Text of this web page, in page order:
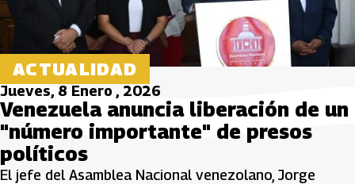
ACTUALIDAD
Jueves, 8 Enero , 2026
Venezuela anuncia liberación de un
"número importante" de presos
políticos
El jefe del Asamblea Nacional venezolano, Jorge